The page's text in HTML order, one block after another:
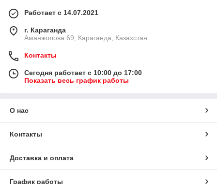
Работает с 14.07.2021
г. Караганда
Аманжолова 69, Караганда, Казахстан
Контакты
Сегодня работает с 10:00 до 17:00
Показать весь график работы
О нас
Контакты
Доставка и оплата
График работы